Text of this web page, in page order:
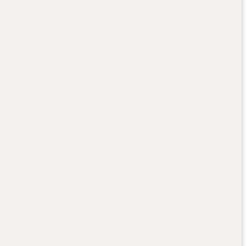
wyselekcjonowane
gdzie możesz